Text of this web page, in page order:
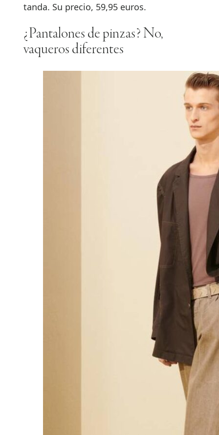
tanda. Su precio, 59,95 euros.
¿Pantalones de pinzas? No,
vaqueros diferentes